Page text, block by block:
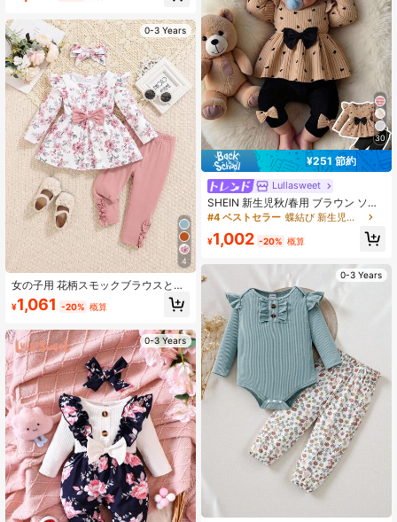
0-3 Years
4
女の子用 花柄スモックブラウスと無
地パンツセット、秋冬
¥1,061 -20% 概算
0-3 Years
30
¥251 節約
Lullasweet
SHEIN 新生児秋/春用 ブラウン ソフ
ト ハート総柄 ブラックリボンアクセ
ートップ ブラックリボンアクセント
出かけ、カジュアル、スポーツ、ク
リスマスパーティーに適しています
#4 ベストセラー 蝶結び 新生児セット
¥1,002 -20% 概算
0-3 Years